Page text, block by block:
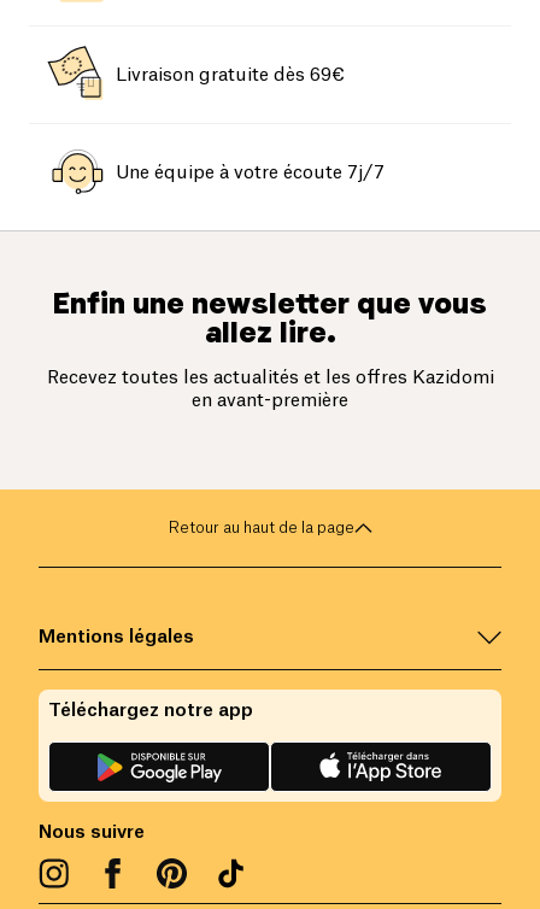
Livraison gratuite dès 69€
Une équipe à votre écoute 7j/7
Enfin une newsletter que vous
allez lire.
Recevez toutes les actualités et les offres Kazidomi
en avant-première
Retour au haut de la page
Mentions légales
Nous suivre
Téléchargez notre app